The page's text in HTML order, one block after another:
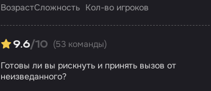
ВозрастСложность Кол-во игроков
9.6/10 (53 команды)
Готовы ли вы рискнуть и принять вызов от
неизведанного?